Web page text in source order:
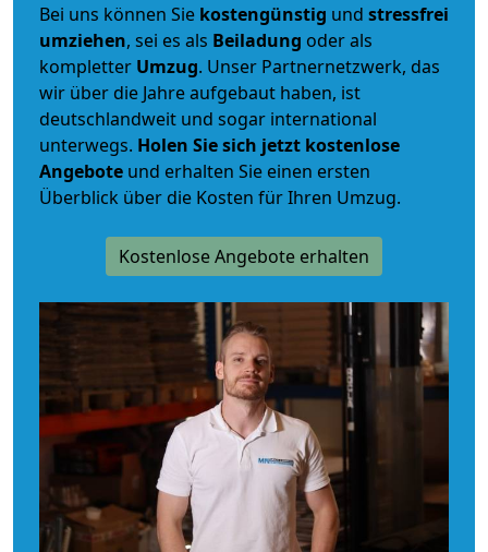
Bei uns können Sie kostengünstig und stressfrei
umziehen, sei es als Beiladung oder als
kompletter Umzug. Unser Partnernetzwerk, das
wir über die Jahre aufgebaut haben, ist
deutschlandweit und sogar international
unterwegs. Holen Sie sich jetzt kostenlose
Angebote und erhalten Sie einen ersten
Überblick über die Kosten für Ihren Umzug.
Kostenlose Angebote erhalten